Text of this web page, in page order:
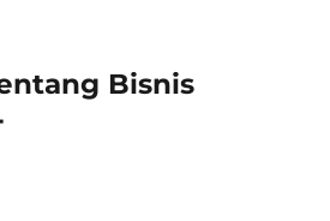
Bisnis